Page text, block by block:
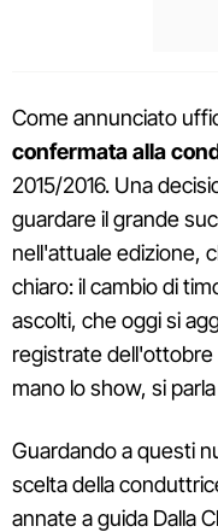
Come annunciato
confermata alla
2015/2016. Una
guardare il grande
nell'attuale edizione,
chiaro: il cambio di
ascolti, che oggi si
registrate dell'ottobre
mano lo show, si
Guardando a questi
scelta della
annate a guida Dalla